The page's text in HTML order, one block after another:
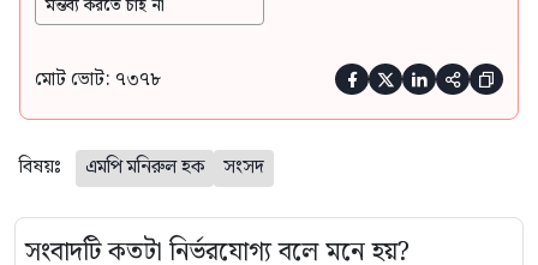
মন্তব্য করতে চাই না
মোট ভোট: ৭৩৭৮     
বিষয়ঃ এমপি মনিরুল হক সংসদ
সংবাদটি কতটা নির্ভরযোগ্য বলে মনে হয়?